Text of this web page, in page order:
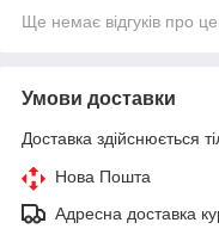
Ще немає відгуків про
Умови доставки
Доставка здійснюється
Нова Пошта
Адресна доставка